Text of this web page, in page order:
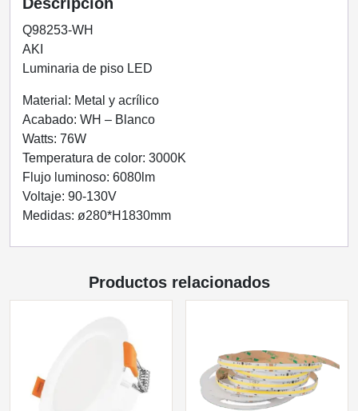
QUOR
LIGHTING
cantidad
Q98253-WH
AKI
Luminaria de piso LED
Material: Metal y acrílico
Acabado: WH – Blanco
Watts: 76W
Temperatura de color: 3000K
Flujo luminoso: 6080lm
Voltaje: 90-130V
Medidas: ø280*H1830mm
Productos relacionados